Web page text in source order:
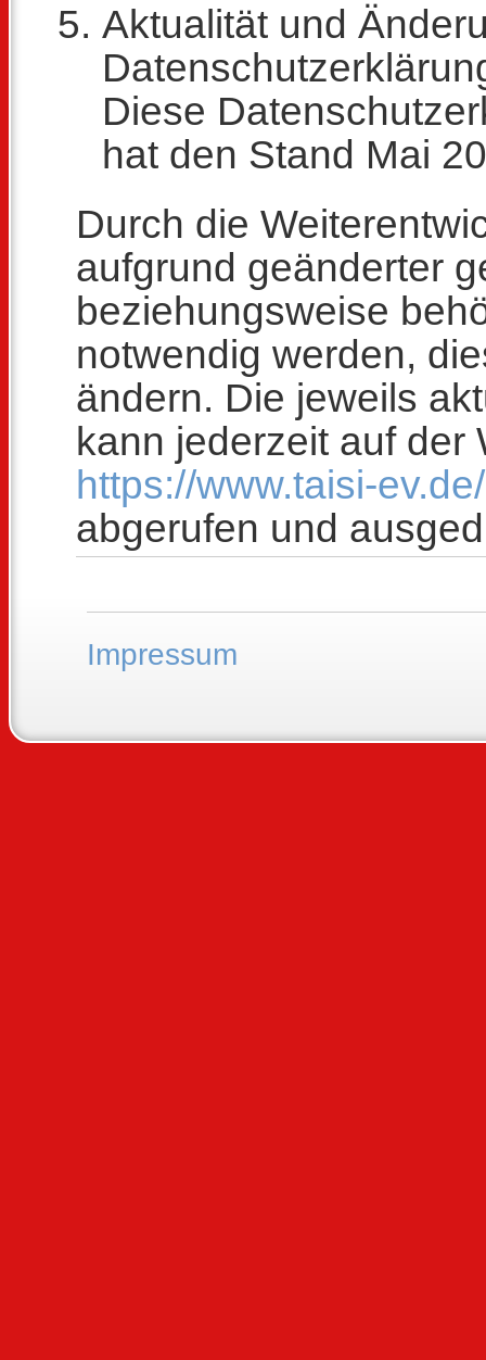
Aktualität und
Diese
hat den Stand Mai
Durch die
aufgrund geänderter
beziehungsweise
notwendig werden,
ändern. Die jeweils
kann jederzeit auf der
https://www.taisi-
abgerufen und
Impressum